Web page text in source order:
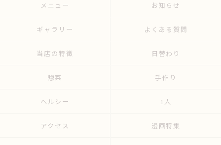
メニュー お知らせ
ギャラリー よくある質問
当店の特徴 日替わり
惣菜 手作り
ヘルシー 1人
アクセス 漫画特集